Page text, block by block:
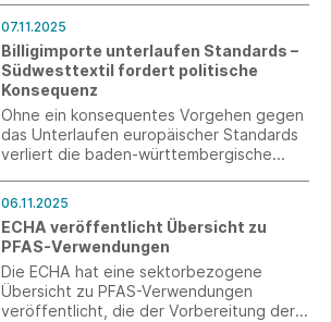
Gesunderhaltung des vaginalen Milieus
unterstützt und einer bakteriellen
Vaginose vorbeugen kann.
07.11.2025
Billigimporte unterlaufen Standards –
Südwesttextil fordert politische
Konsequenz
Ohne ein konsequentes Vorgehen gegen
das Unterlaufen europäischer Standards
verliert die baden-württembergische
Konkurrenz.
06.11.2025
ECHA veröffentlicht Übersicht zu
PFAS-Verwendungen
Die ECHA hat eine sektorbezogene
Übersicht zu PFAS-Verwendungen
veröffentlicht, die der Vorbereitung der